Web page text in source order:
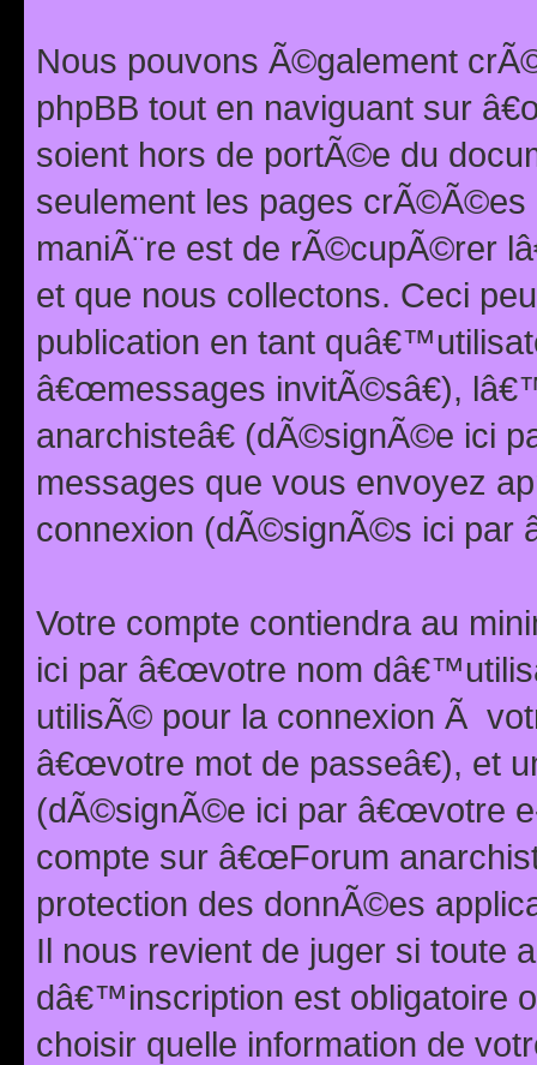
Nous pouvons Ã©galement
phpBB tout en naviguant sur
soient hors de portÃ©e du
seulement les pages
maniÃ¨re est de rÃ©cupÃ©rer
et que nous collectons. Ceci
publication en tant
â€œmessages invitÃ©sâ€),
anarchisteâ€ (dÃ©signÃ©e ici
messages que vous envoyez
connexion (dÃ©signÃ©s ici par
Votre compte contiendra au
ici par â€œvotre nom
utilisÃ© pour la connexion Ã
â€œvotre mot de passeâ€), et
(dÃ©signÃ©e ici par â€œvotre
compte sur â€œForum
protection des donnÃ©es
Il nous revient de juger si toute
dâ€™inscription est obligatoire
choisir quelle information de